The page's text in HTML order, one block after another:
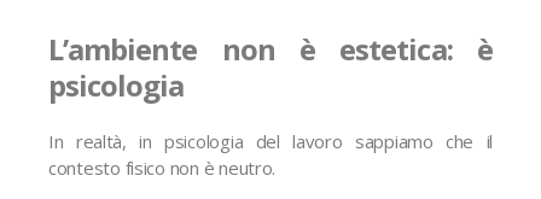
L’ambiente non è estetica: è
psicologia
In realtà, in psicologia del lavoro sappiamo che il
contesto fisico non è neutro.